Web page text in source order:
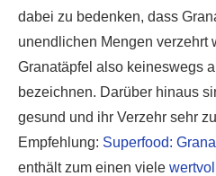
dabei zu bedenken, dass
unendlichen Mengen verzehrt
Granatäpfel also keineswegs
bezeichnen. Darüber hinaus
gesund und ihr Verzehr sehr
Empfehlung: Superfood:
enthält zum einen viele